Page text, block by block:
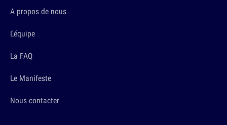
A propos de nous
L'équipe
La FAQ
Le Manifeste
Nous contacter